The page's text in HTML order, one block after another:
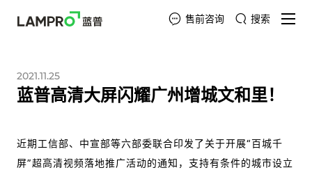
售前咨询 搜索
2021.11.25
蓝普高清大屏闪耀广州增城文和里！
近期工信部、中宣部等六部委联合印发了关于开展“百城千
屏”超高清视频落地推广活动的通知，支持有条件的城市设立